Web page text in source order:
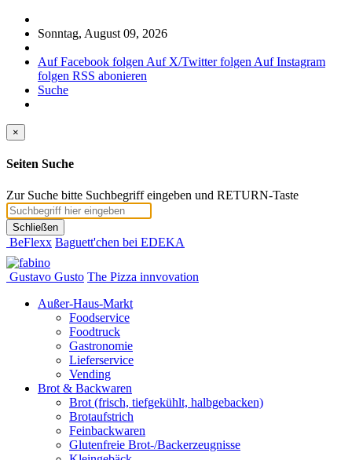
Sonntag, August 09, 2026
Auf Facebook folgen Auf X/Twitter folgen Auf Instagram
folgen RSS abonieren
Suche
×
Seiten Suche
Zur Suche bitte Suchbegriff eingeben und RETURN-Taste
Schließen
BeFlexx Baguett'chen bei EDEKA
Gustavo Gusto The Pizza innvovation
Außer-Haus-Markt
Foodservice
Foodtruck
Gastronomie
Lieferservice
Vending
Brot & Backwaren
Brot (frisch, tiefgekühlt, halbgebacken)
Brotaufstrich
Feinbackwaren
Glutenfreie Brot-/Backerzeugnisse